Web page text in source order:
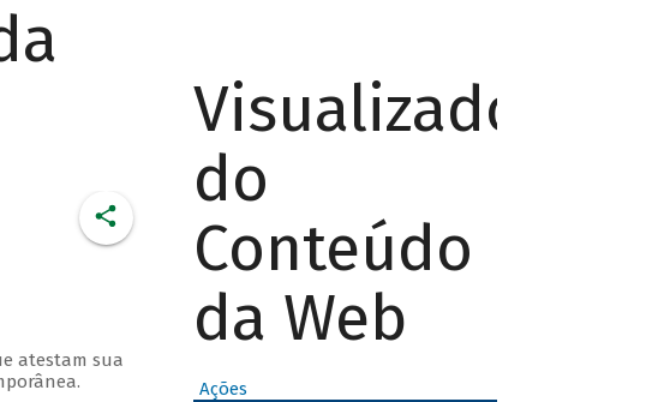
atestam sua
Visualizador
do
Conteúdo
da Web
Ações